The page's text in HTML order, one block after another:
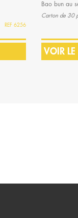
6256
Bao bun au
Carton de 30
VOIR LE